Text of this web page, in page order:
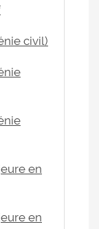
civil)
en
en